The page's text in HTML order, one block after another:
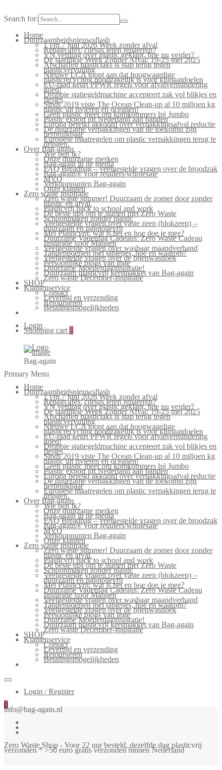
Search for:
Home
Duurzaamheidsnieuwsflash
1 t/m 7 juni 2026 Week zonder afval
Repaircafés: cursus leren repareren?
VN verdrag over plastic geklapt, hoe nu verder?
De jaarlijkse Week Zonder Afval: 19-25 mei 2025
Afschaffen plastictaks is stap terug tegen
plasticvervuiling
Nieuwe LCA toont aan dat hoogwaardige
plasticrecycling noodzakelijk is voor klimaatdoelen
EU-raad keurt PPWR regels voor afvalvermindering
goed!
Droppie statiegeldmachine accepteert zak vol blikjes en
flesjes
Sinds 2019 viste The Ocean Clean-up al 10 miljoen kg
plastic uit rivieren en oceanen!
Geen plastic meer om komkommers bij Jumbo
Plastic export uit Nederland aan banden
Europa bereikt akkoord over verpakkingsafval reductie
De duurzame verpakkingen van de toekomst zijn
herbruikbaar
Europese maatregelen om plastic verpakkingen terug te
dringen.
Over Bag-again
Wie ben ik?
Onze duurzame merken
Bag-again in de media
FAQ Breadbag – veelgestelde vragen over de broodzak
Bag-again® voor retailers/wholesale
MVO
Verkooppunten Bag-again
Onze klanten
Zero waste inspiratie
Zero waste summer! Duurzaam de zomer door zonder
plastic en afval.
Plasticvrij back to school and work
De beste tips om te starten met Zero Waste
Schoonmaken zonder plastic
Veelgestelde vragen over vaste zeep (blokzeep) –
duurzaam en palmolievrij
Mei Plasticvrij: wat is het en hoe doe je mee?
Duurzame Vaderdag Cadeaus: Zero Waste Cadeau
Inspiratie voor Mannen
Veelgestelde vragen over wasbaar maandverband
Tandenpoetsen met tabletjes, hoe en waarom?
Veelgestelde vragen over de bijenwasdoek
Persoonlijke blogs van Inge
Duurzame Moederdaginspiratie!
Duurzaam plasticvrij kerstpakket van Bag-again
Zero waste December-inspiratie
SHOP
Klantenservice
Contact
Levertijd en verzending
Retourneren
Betalingsmogelijkheden
Login
Shopping cart 0
Bag-again
Primary Menu
Home
Duurzaamheidsnieuwsflash
1 t/m 7 juni 2026 Week zonder afval
Repaircafés: cursus leren repareren?
VN verdrag over plastic geklapt, hoe nu verder?
De jaarlijkse Week Zonder Afval: 19-25 mei 2025
Afschaffen plastictaks is stap terug tegen
plasticvervuiling
Nieuwe LCA toont aan dat hoogwaardige
plasticrecycling noodzakelijk is voor klimaatdoelen
EU-raad keurt PPWR regels voor afvalvermindering
goed!
Droppie statiegeldmachine accepteert zak vol blikjes en
flesjes
Sinds 2019 viste The Ocean Clean-up al 10 miljoen kg
plastic uit rivieren en oceanen!
Geen plastic meer om komkommers bij Jumbo
Plastic export uit Nederland aan banden
Europa bereikt akkoord over verpakkingsafval reductie
De duurzame verpakkingen van de toekomst zijn
herbruikbaar
Europese maatregelen om plastic verpakkingen terug te
dringen.
Over Bag-again
Wie ben ik?
Onze duurzame merken
Bag-again in de media
FAQ Breadbag – veelgestelde vragen over de broodzak
Bag-again® voor retailers/wholesale
MVO
Verkooppunten Bag-again
Onze klanten
Zero waste inspiratie
Zero waste summer! Duurzaam de zomer door zonder
plastic en afval.
Plasticvrij back to school and work
De beste tips om te starten met Zero Waste
Schoonmaken zonder plastic
Veelgestelde vragen over vaste zeep (blokzeep) –
duurzaam en palmolievrij
Mei Plasticvrij: wat is het en hoe doe je mee?
Duurzame Vaderdag Cadeaus: Zero Waste Cadeau
Inspiratie voor Mannen
Veelgestelde vragen over wasbaar maandverband
Tandenpoetsen met tabletjes, hoe en waarom?
Veelgestelde vragen over de bijenwasdoek
Persoonlijke blogs van Inge
Duurzame Moederdaginspiratie!
Duurzaam plasticvrij kerstpakket van Bag-again
Zero waste December-inspiratie
SHOP
Klantenservice
Contact
Levertijd en verzending
Retourneren
Betalingsmogelijkheden
Login / Register
0
info@bag-again.nl
Zero Waste Shop - Voor 22 uur besteld, dezelfde dag plasticvrij
verzonden * >50 euro gratis verzonden binnen Nederland